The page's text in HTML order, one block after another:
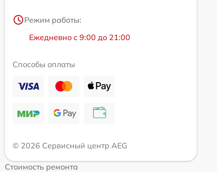
Режим работы:
Ежедневно с 9:00 до 21:00
Способы оплаты
© 2026 Сервисный центр AEG
Стоимость ремонта